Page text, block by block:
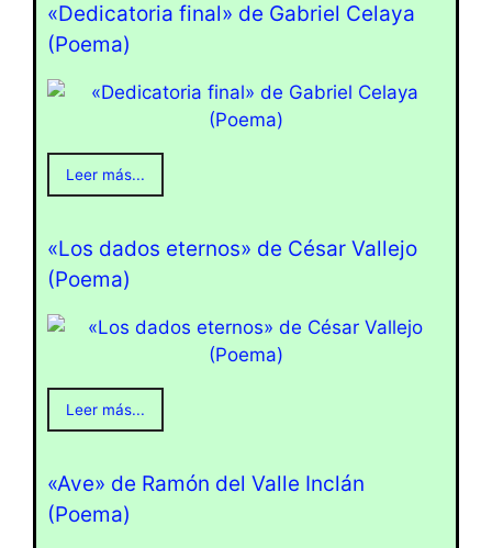
«Dedicatoria final» de Gabriel Celaya
(Poema)
Leer más...
«Los dados eternos» de César Vallejo
(Poema)
Leer más...
«Ave» de Ramón del Valle Inclán
(Poema)